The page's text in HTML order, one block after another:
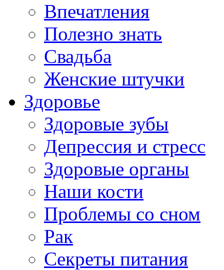
Впечатления
Полезно знать
Свадьба
Женские штучки
Здоровье
Здоровые зубы
Депрессия и стресс
Здоровые органы
Наши кости
Проблемы со сном
Рак
Секреты питания